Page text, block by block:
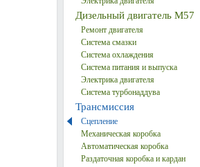
Дизельный двигатель М57
Ремонт двигателя
Система смазки
Система охлаждения
Система питания и выпуска
Электрика двигателя
Система турбонаддува
Трансмиссия
Сцепление
Механическая коробка
Автоматическая коробка
Раздаточная коробка и кардан